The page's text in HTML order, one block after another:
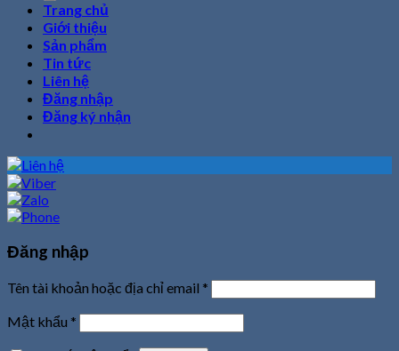
Trang chủ
Giới thiệu
Sản phẩm
Tin tức
Liên hệ
Đăng nhập
Đăng ký nhận
Đăng nhập
Tên tài khoản hoặc địa chỉ email *
Mật khẩu *